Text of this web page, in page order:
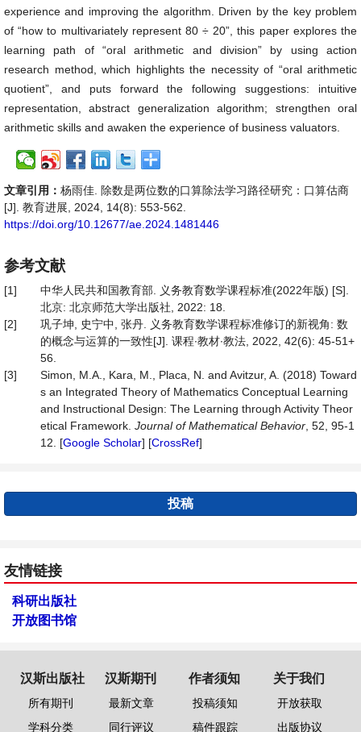
experience and improving the algorithm. Driven by the key problem
of “how to multivariately represent 80 ÷ 20”, this paper explores the
learning path of “oral arithmetic and division” by using action
research method, which highlights the necessity of “oral arithmetic
quotient”, and puts forward the following suggestions: intuitive
representation, abstract generalization algorithm; strengthen oral
arithmetic skills and awaken the experience of business valuators.
文章引用： 杨雨佳. 除数是两位数的口算除法学习路径研究：口算估商
[J]. 教育进展, 2024, 14(8): 553-562.
https://doi.org/10.12677/ae.2024.1481446
参考文献
[1]
中华人民共和国教育部. 义务教育数学课程标准(2022年版) [S].
北京: 北京师范大学出版社, 2022: 18.
[2]
巩子坤, 史宁中, 张丹. 义务教育数学课程标准修订的新视角: 数
的概念与运算的一致性[J]. 课程∙教材∙教法, 2022, 42(6): 45-51+
56.
[3]
Simon, M.A., Kara, M., Placa, N. and Avitzur, A. (2018) Toward
s an Integrated Theory of Mathematics Conceptual Learning
and Instructional Design: The Learning through Activity Theor
etical Framework. Journal of Mathematical Behavior , 52, 95-1
12. [Google Scholar] [CrossRef]
投稿
友情链接
科研出版社
开放图书馆
汉斯出版社
所有期刊
学科分类
汉斯期刊
最新文章
同行评议
作者须知
投稿须知
稿件跟踪
关于我们
开放获取
出版协议